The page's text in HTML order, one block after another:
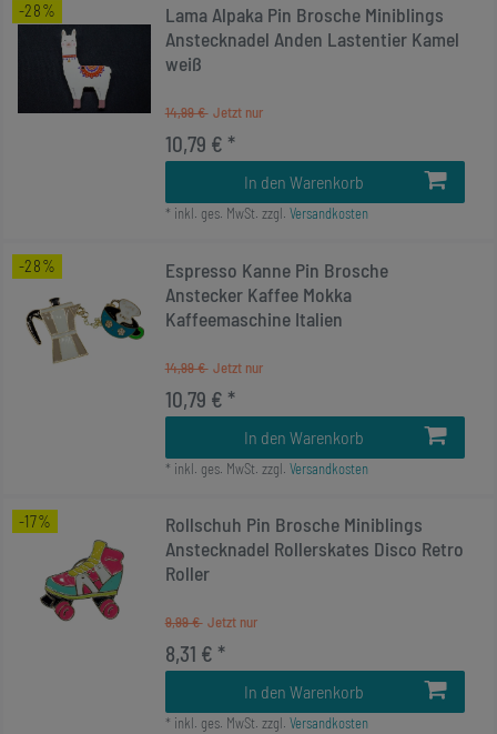
-28%
Lama Alpaka Pin Brosche Miniblings
Anstecknadel Anden Lastentier Kamel
weiß
14,99 €
10,79 € *
In den Warenkorb
* inkl. ges. MwSt. zzgl. Versandkosten
-28%
Espresso Kanne Pin Brosche
Anstecker Kaffee Mokka
Kaffeemaschine Italien
14,99 €
10,79 € *
In den Warenkorb
* inkl. ges. MwSt. zzgl. Versandkosten
-17%
Rollschuh Pin Brosche Miniblings
Anstecknadel Rollerskates Disco Retro
Roller
9,99 €
8,31 € *
In den Warenkorb
* inkl. ges. MwSt. zzgl. Versandkosten